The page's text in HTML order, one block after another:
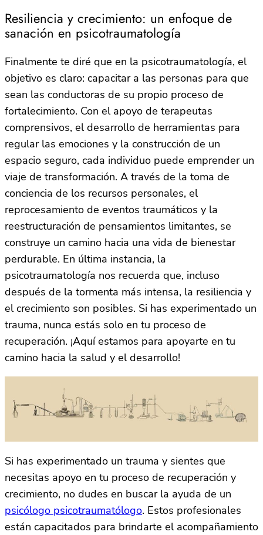
Resiliencia y crecimiento: un enfoque de
sanación en psicotraumatología
Finalmente te diré que en la psicotraumatología, el
objetivo es claro: capacitar a las personas para que
sean las conductoras de su propio proceso de
fortalecimiento. Con el apoyo de terapeutas
comprensivos, el desarrollo de herramientas para
regular las emociones y la construcción de un
espacio seguro, cada individuo puede emprender un
viaje de transformación. A través de la toma de
conciencia de los recursos personales, el
reprocesamiento de eventos traumáticos y la
reestructuración de pensamientos limitantes, se
construye un camino hacia una vida de bienestar
perdurable. En última instancia, la
psicotraumatología nos recuerda que, incluso
después de la tormenta más intensa, la resiliencia y
el crecimiento son posibles. Si has experimentado un
trauma, nunca estás solo en tu proceso de
recuperación. ¡Aquí estamos para apoyarte en tu
camino hacia la salud y el desarrollo!
Si has experimentado un trauma y sientes que
necesitas apoyo en tu proceso de recuperación y
crecimiento, no dudes en buscar la ayuda de un
psicólogo psicotraumatólogo. Estos profesionales
están capacitados para brindarte el acompañamiento